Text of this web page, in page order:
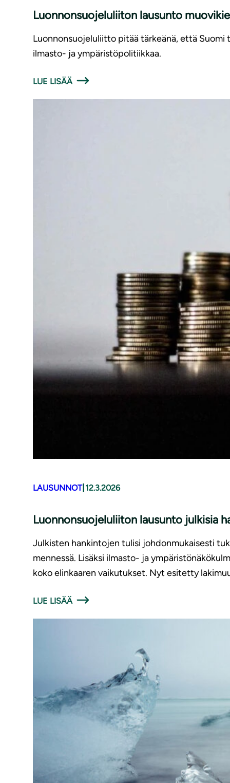
Luonnonsuojeluliiton lausunto
Luonnonsuojeluliitto pitää tärkeänä, että Suomi
ilmasto- ja ympäristöpolitiikkaa.
LUE LISÄÄ
LAUSUNNOT| 12.3.2026
Luonnonsuojeluliiton lausunto julkisia
Julkisten hankintojen tulisi johdonmukaisesti
mennessä. Lisäksi ilmasto- ja
koko elinkaaren vaikutukset. Nyt esitetty
LUE LISÄÄ